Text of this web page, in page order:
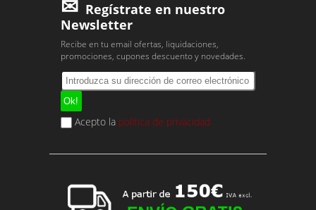
Regístrate en nuestro
Newsletter
Recibe en tu email ofertas, liquidaciones,
promociones, cupones descuento y novedades.
Acepto la política de privacidad